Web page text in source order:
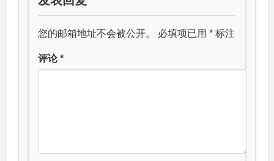
您的邮箱地址不会被公开。 必填项已用 * 标注
评论*